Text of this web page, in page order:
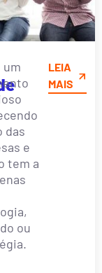
um
das
e
tem a
ou
LEIA
MAIS